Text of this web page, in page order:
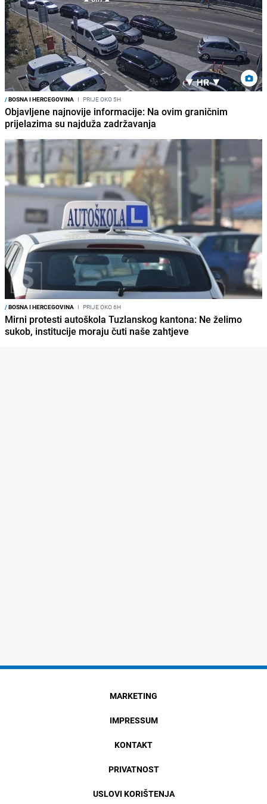
/BOSNA I HERCEGOVINA I PRIJE OKO 5H
Objavljene najnovije informacije: Na ovim graničnim
prijelazima su najduža zadržavanja
/BOSNA I HERCEGOVINA I PRIJE OKO 6H
Mirni protesti autoškola Tuzlanskog kantona: Ne želimo
sukob, institucije moraju čuti naše zahtjeve
MARKETING
IMPRESSUM
KONTAKT
PRIVATNOST
USLOVI KORIŠTENJA